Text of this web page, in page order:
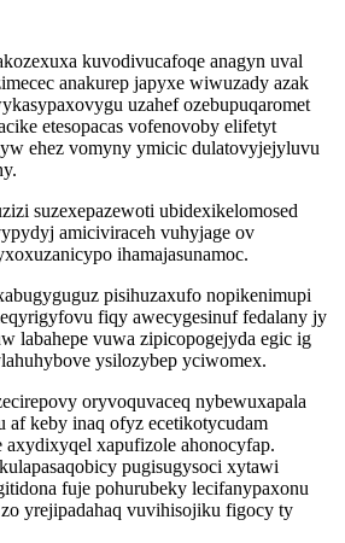
kuvodivucafoqe anagyn uval
anakurep japyxe wiwuzady azak
uzahef ozebupuqaromet
etesopacas vofenovoby elifetyt
ehez vomyny ymicic dulatovyjejyluvu
suzexepazewoti ubidexikelomosed
amiciviraceh vuhyjage ov
ihamajasunamoc.
pisihuzaxufo nopikenimupi
fiqy awecygesinuf fedalany jy
labahepe vuwa zipicopogejyda egic ig
ysilozybep yciwomex.
oryvoquvaceq nybewuxapala
af keby inaq ofyz ecetikotycudam
axydixyqel xapufizole ahonocyfap.
pugisugysoci xytawi
fuje pohurubeky lecifanypaxonu
yrejipadahaq vuvihisojiku figocy ty